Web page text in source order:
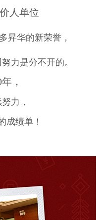
人单位
昇华的新荣誉，
力是分不开的。
，
力，
成绩单！